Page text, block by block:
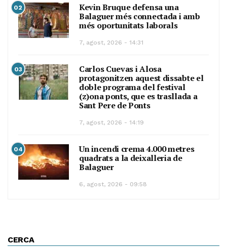
02
Kevin Bruque defensa una
Balaguer més connectada i amb
més oportunitats laborals
7, agost, 2026 - 14:31
03
Carlos Cuevas i Alosa
protagonitzen aquest dissabte el
doble programa del festival
(z)ona ponts, que es trasllada a
Sant Pere de Ponts
7, agost, 2026 - 14:19
04
Un incendi crema 4.000 metres
quadrats a la deixalleria de
Balaguer
6, agost, 2026 - 09:58
CERCA